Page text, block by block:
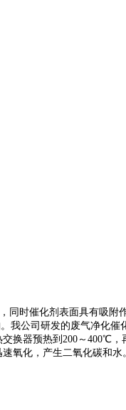
同时催化剂表面具有吸附
我公司研发的废气净化催
换器预热到200～400℃，
氧化，产生二氧化碳和水